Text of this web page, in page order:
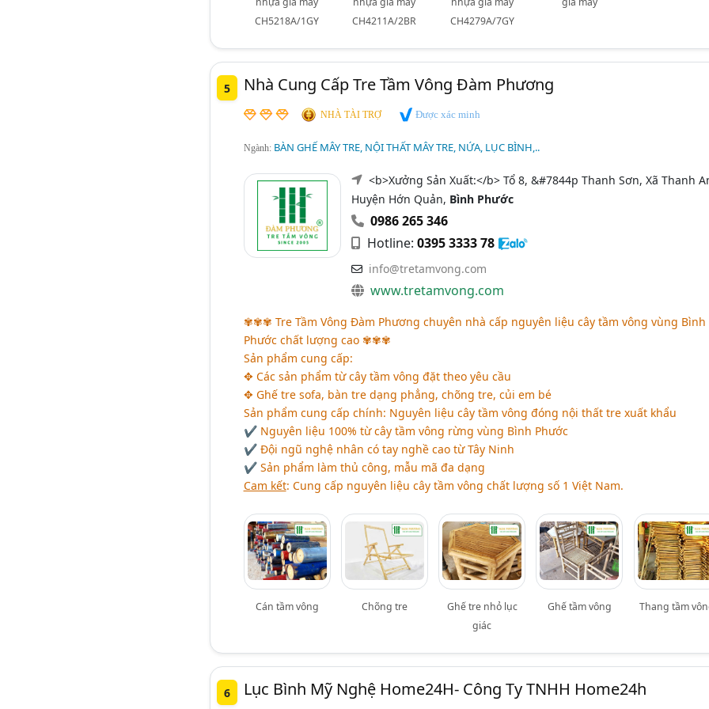
CH5218A/1GY
CH4211A/2BR
CH4279A/7GY
5 Nhà Cung Cấp Tre Tầm Vông Đàm Phương
NHÀ TÀI TRỢ Được xác minh
Ngành: BÀN GHẾ MÂY TRE, NỘI THẤT MÂY TRE, NỨA, LỤC BÌNH,..
<b>Xưởng Sản Xuất:</b> Tổ 8, &#7844p Thanh Sơn, Xã Thanh
Huyện Hớn Quản, Bình Phước
0986 265 346
Hotline: 0395 3333 78
info@tretamvong.com
www.tretamvong.com
✾✾✾ Tre Tầm Vông Đàm Phương chuyên nhà cấp nguyên liệu cây tầm vông vùng Bình
Phước chất lượng cao ✾✾✾
Sản phẩm cung cấp:
✥ Các sản phẩm từ cây tầm vông đặt theo yêu cầu
✥ Ghế tre sofa, bàn tre dạng phẳng, chõng tre, củi em bé
Sản phẩm cung cấp chính: Nguyên liệu cây tầm vông đóng nội thất tre xuất khẩu
✔ Nguyên liệu 100% từ cây tầm vông rừng vùng Bình Phước
✔ Đội ngũ nghệ nhân có tay nghề cao từ Tây Ninh
✔ Sản phẩm làm thủ công, mẫu mã đa dạng
Cam kết: Cung cấp nguyên liệu cây tầm vông chất lượng số 1 Việt Nam.
Cán tầm vông Chõng tre
Ghế tre nhỏ lục
giác
Ghế tầm vông Thang tầm
6 Lục Bình Mỹ Nghệ Home24H- Công Ty TNHH Home24h